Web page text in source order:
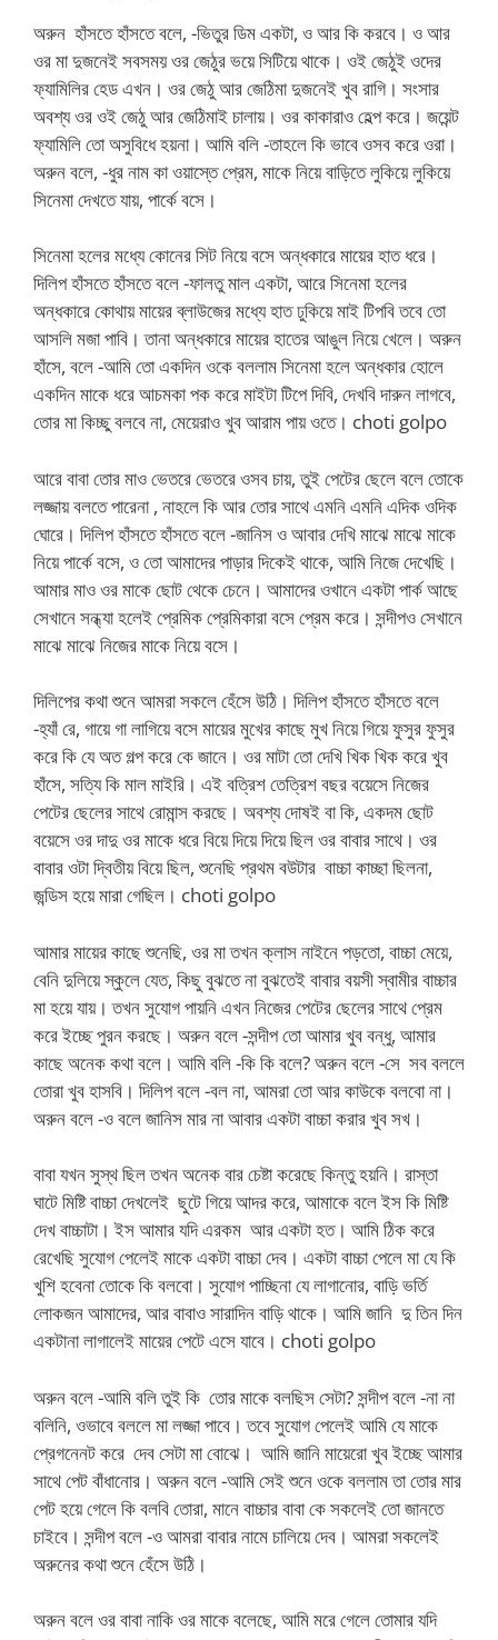
অরুন হাঁসতে হাঁসতে বলে, -ভিতুর ডিম একটা, ও আর কি করবে। ও আর
ওর মা দুজনেই সবসময় ওর জেঠুর ভয়ে সিটিয়ে থাকে। ওই জেঠুই ওদের
ফ্যামিলির হেড এখন। ওর জেঠু আর জেঠিমা দুজনেই খুব রাগি। সংসার
অবশ্য ওর ওই জেঠু আর জেঠিমাই চালায়। ওর কাকারাও হেল্প করে। জয়েন্ট
ফ্যামিলি তো অসুবিধে হয়না। আমি বলি -তাহলে কি ভাবে ওসব করে ওরা।
অরুন বলে, -ধুর নাম কা ওয়াস্তে প্রেম, মাকে নিয়ে বাড়িতে লুকিয়ে লুকিয়ে
সিনেমা দেখতে যায়, পার্কে বসে।
সিনেমা হলের মধ্যে কোনের সিট নিয়ে বসে অন্ধকারে মায়ের হাত ধরে।
দিলিপ হাঁসতে হাঁসতে বলে -ফালতু মাল একটা, আরে সিনেমা হলের
অন্ধকারে কোথায় মায়ের ব্লাউজের মধ্যে হাত ঢুকিয়ে মাই টিপবি তবে তো
আসলি মজা পাবি। তানা অন্ধকারে মায়ের হাতের আঙুল নিয়ে খেলে। অরুন
হাঁসে, বলে -আমি তো একদিন ওকে বললাম সিনেমা হলে অন্ধকার হোলে
একদিন মাকে ধরে আচমকা পক করে মাইটা টিপে দিবি, দেখবি দারুন লাগবে,
তোর মা কিচ্ছু বলবে না, মেয়েরাও খুব আরাম পায় ওতে। choti golpo
আরে বাবা তোর মাও ভেতরে ভেতরে ওসব চায়, তুই পেটের ছেলে বলে তোকে
লজ্জায় বলতে পারেনা , নাহলে কি আর তোর সাথে এমনি এমনি এদিক ওদিক
ঘোরে। দিলিপ হাঁসতে হাঁসতে বলে -জানিস ও আবার দেখি মাঝে মাঝে মাকে
নিয়ে পার্কে বসে, ও তো আমাদের পাড়ার দিকেই থাকে, আমি নিজে দেখেছি।
আমার মাও ওর মাকে ছোট থেকে চেনে। আমাদের ওখানে একটা পার্ক আছে
সেখানে সন্ধ্যা হলেই প্রেমিক প্রেমিকারা বসে প্রেম করে। সন্দীপও সেখানে
মাঝে মাঝে নিজের মাকে নিয়ে বসে।
দিলিপের কথা শুনে আমরা সকলে হেঁসে উঠি। দিলিপ হাঁসতে হাঁসতে বলে
-হ্যাঁ রে, গায়ে গা লাগিয়ে বসে মায়ের মুখের কাছে মুখ নিয়ে গিয়ে ফুসুর ফুসুর
করে কি যে অত গল্প করে কে জানে। ওর মাটা তো দেখি খিক খিক করে খুব
হাঁসে, সত্যি কি মাল মাইরি। এই বত্রিশ তেত্রিশ বছর বয়েসে নিজের
পেটের ছেলের সাথে রোমান্স করছে। অবশ্য দোষই বা কি, একদম ছোট
বয়েসে ওর দাদু ওর মাকে ধরে বিয়ে দিয়ে দিয়ে ছিল ওর বাবার সাথে। ওর
বাবার ওটা দ্বিতীয় বিয়ে ছিল, শুনেছি প্রথম বউটার বাচ্চা কাচ্ছা ছিলনা,
জন্ডিস হয়ে মারা গেছিল। choti golpo
আমার মায়ের কাছে শুনেছি, ওর মা তখন ক্লাস নাইনে পড়তো, বাচ্চা মেয়ে,
বেনি দুলিয়ে স্কুলে যেত, কিছু বুঝতে না বুঝতেই বাবার বয়সী স্বামীর বাচ্চার
মা হয়ে যায়। তখন সুযোগ পায়নি এখন নিজের পেটের ছেলের সাথে প্রেম
করে ইচ্ছে পুরন করছে। অরুন বলে -সন্দীপ তো আমার খুব বন্ধু, আমার
কাছে অনেক কথা বলে। আমি বলি -কি কি বলে? অরুন বলে -সে সব বললে
তোরা খুব হাসবি। দিলিপ বলে -বল না, আমরা তো আর কাউকে বলবো না।
অরুন বলে -ও বলে জানিস মার না আবার একটা বাচ্চা করার খুব সখ।
বাবা যখন সুস্থ ছিল তখন অনেক বার চেষ্টা করেছে কিন্তু হয়নি। রাস্তা
ঘাটে মিষ্টি বাচ্চা দেখলেই ছুটে গিয়ে আদর করে, আমাকে বলে ইস কি মিষ্টি
দেখ বাচ্চাটা। ইস আমার যদি এরকম আর একটা হত। আমি ঠিক করে
রেখেছি সুযোগ পেলেই মাকে একটা বাচ্চা দেব। একটা বাচ্চা পেলে মা যে কি
খুশি হবেনা তোকে কি বলবো। সুযোগ পাচ্ছিনা যে লাগানোর, বাড়ি ভর্তি
লোকজন আমাদের, আর বাবাও সারাদিন বাড়ি থাকে। আমি জানি দু তিন দিন
একটানা লাগালেই মায়ের পেটে এসে যাবে। choti golpo
অরুন বলে -আমি বলি তুই কি তোর মাকে বলছিস সেটা? সন্দীপ বলে -না না
বলিনি, ওভাবে বললে মা লজ্জা পাবে। তবে সুযোগ পেলেই আমি যে মাকে
প্রেগনেনট করে দেব সেটা মা বোঝে। আমি জানি মায়েরো খুব ইচ্ছে আমার
সাথে পেট বাঁধানোর। অরুন বলে -আমি সেই শুনে ওকে বললাম তা তোর মার
পেট হয়ে গেলে কি বলবি তোরা, মানে বাচ্চার বাবা কে সকলেই তো জানতে
চাইবে। সন্দীপ বলে -ও আমরা বাবার নামে চালিয়ে দেব। আমরা সকলেই
অরুনের কথা শুনে হেঁসে উঠি।
অরুন বলে ওর বাবা নাকি ওর মাকে বলেছে, আমি মরে গেলে তোমার যদি